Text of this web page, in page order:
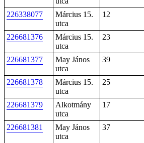
226338077
Március 15.
utca
12
226681376
Március 15.
utca
23
226681377
May János
utca
39
226681378
Március 15.
utca
25
226681379
Alkotmány
utca
17
226681381
May János
utca
37